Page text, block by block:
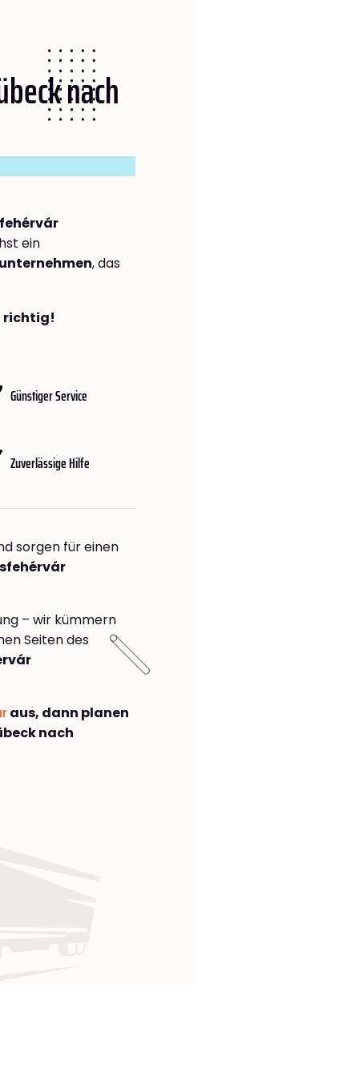
nach
ein
, das
richtig!
Günstiger Service
Zuverlässige Hilfe
sorgen für einen
– wir kümmern
Seiten des
aus, dann planen
nach